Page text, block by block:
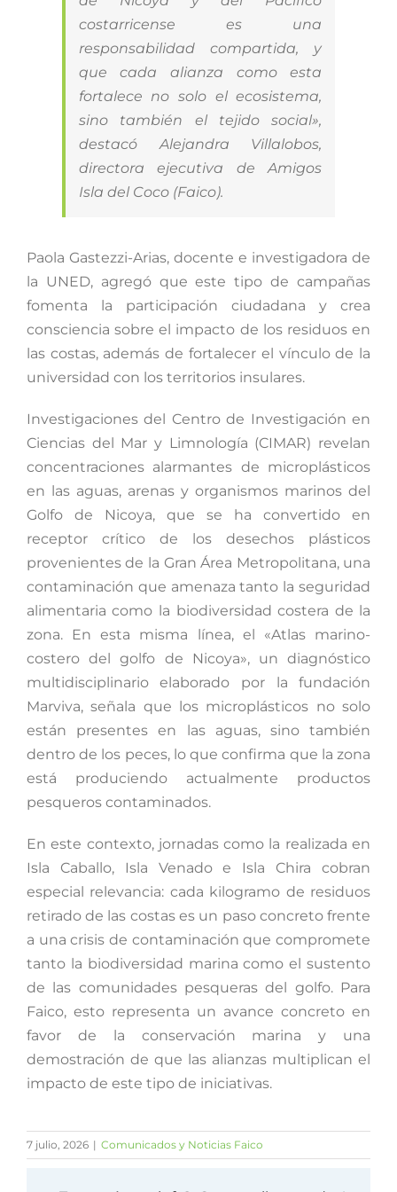
costarricense es una
responsabilidad compartida, y
que cada alianza como esta
fortalece no solo el ecosistema,
sino también el tejido social»,
destacó Alejandra Villalobos,
directora ejecutiva de Amigos
Isla del Coco (Faico).
Paola Gastezzi-Arias, docente e investigadora de
la UNED, agregó que este tipo de campañas
fomenta la participación ciudadana y crea
consciencia sobre el impacto de los residuos en
las costas, además de fortalecer el vínculo de la
universidad con los territorios insulares.
Investigaciones del Centro de Investigación en
Ciencias del Mar y Limnología (CIMAR) revelan
concentraciones alarmantes de microplásticos
en las aguas, arenas y organismos marinos del
Golfo de Nicoya, que se ha convertido en
receptor crítico de los desechos plásticos
provenientes de la Gran Área Metropolitana, una
contaminación que amenaza tanto la seguridad
alimentaria como la biodiversidad costera de la
zona. En esta misma línea, el «Atlas marino-
costero del golfo de Nicoya», un diagnóstico
multidisciplinario elaborado por la fundación
Marviva, señala que los microplásticos no solo
están presentes en las aguas, sino también
dentro de los peces, lo que confirma que la zona
está produciendo actualmente productos
pesqueros contaminados.
En este contexto, jornadas como la realizada en
Isla Caballo, Isla Venado e Isla Chira cobran
especial relevancia: cada kilogramo de residuos
retirado de las costas es un paso concreto frente
a una crisis de contaminación que compromete
tanto la biodiversidad marina como el sustento
de las comunidades pesqueras del golfo. Para
Faico, esto representa un avance concreto en
favor de la conservación marina y una
demostración de que las alianzas multiplican el
impacto de este tipo de iniciativas.
7 julio, 2026 | Comunicados y Noticias Faico